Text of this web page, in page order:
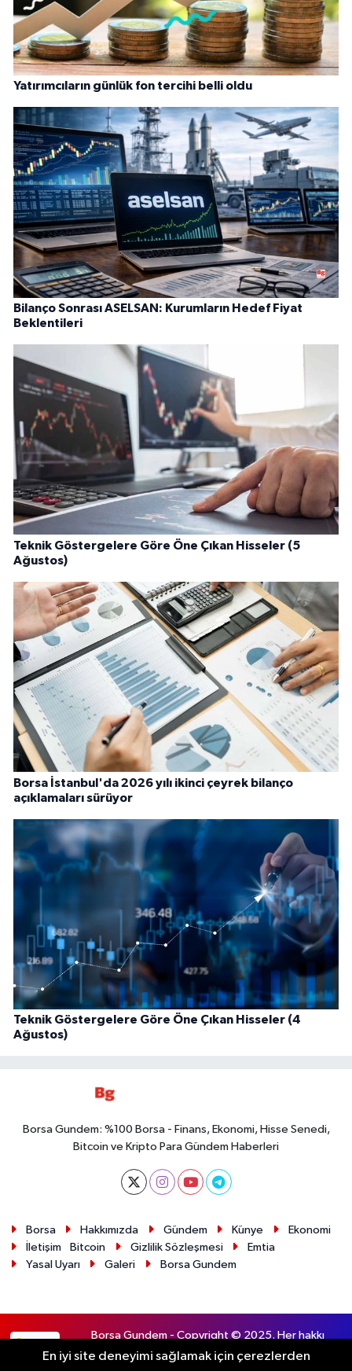
Yatırımcıların günlük fon tercihi belli oldu
Bilanço Sonrası ASELSAN: Kurumların Hedef Fiyat
Beklentileri
Teknik Göstergelere Göre Öne Çıkan Hisseler (5
Ağustos)
Borsa İstanbul'da 2026 yılı ikinci çeyrek bilanço
açıklamaları sürüyor
Teknik Göstergelere Göre Öne Çıkan Hisseler (4
Ağustos)
Borsa Gundem: %100 Borsa - Finans, Ekonomi, Hisse Senedi,
Bitcoin ve Kripto Para Gündem Haberleri
Borsa Hakkımızda Gündem Künye
Ekonomi
İletişim
Bitcoin Gizlilik Sözleşmesi
Emtia
Yasal Uyarı
Galeri Borsa Gundem
Borsa Gundem - Copyright © 2025. Her hakkı
saklıdır.
En iyi site deneyimi sağlamak için çerezlerden